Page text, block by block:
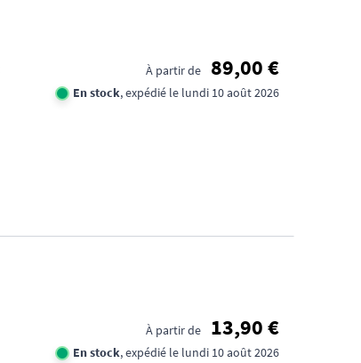
À partir de 89,00 €
En stock, expédié le lundi 10 août 2026
À partir de 13,90 €
En stock, expédié le lundi 10 août 2026